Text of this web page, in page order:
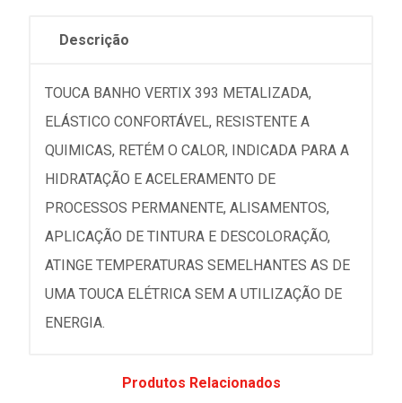
Descrição
TOUCA BANHO VERTIX 393 METALIZADA,
ELÁSTICO CONFORTÁVEL, RESISTENTE A
QUIMICAS, RETÉM O CALOR, INDICADA PARA A
HIDRATAÇÃO E ACELERAMENTO DE
PROCESSOS PERMANENTE, ALISAMENTOS,
APLICAÇÃO DE TINTURA E DESCOLORAÇÃO,
ATINGE TEMPERATURAS SEMELHANTES AS DE
UMA TOUCA ELÉTRICA SEM A UTILIZAÇÃO DE
ENERGIA.
Produtos Relacionados